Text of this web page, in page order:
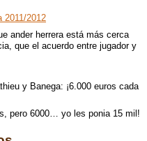
2011/2012
ander herrera está más cerca
que el acuerdo entre jugador y
y Banega: ¡6.000 euros cada
pero 6000… yo les ponia 15 mil!